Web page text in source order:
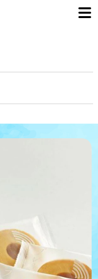
お知らせ
特定商取引法表
示